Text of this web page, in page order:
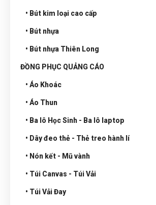
• Bút kim loại cao cấp
• Bút nhựa
• Bút nhựa Thiên Long
ĐỒNG PHỤC QUẢNG CÁO
• Áo Khoác
• Áo Thun
• Ba lô Học Sinh - Ba lô laptop
• Dây đeo thẻ - Thẻ treo hành lí
• Nón kết - Mũ vành
• Túi Canvas - Túi Vải
• Túi Vải Đay